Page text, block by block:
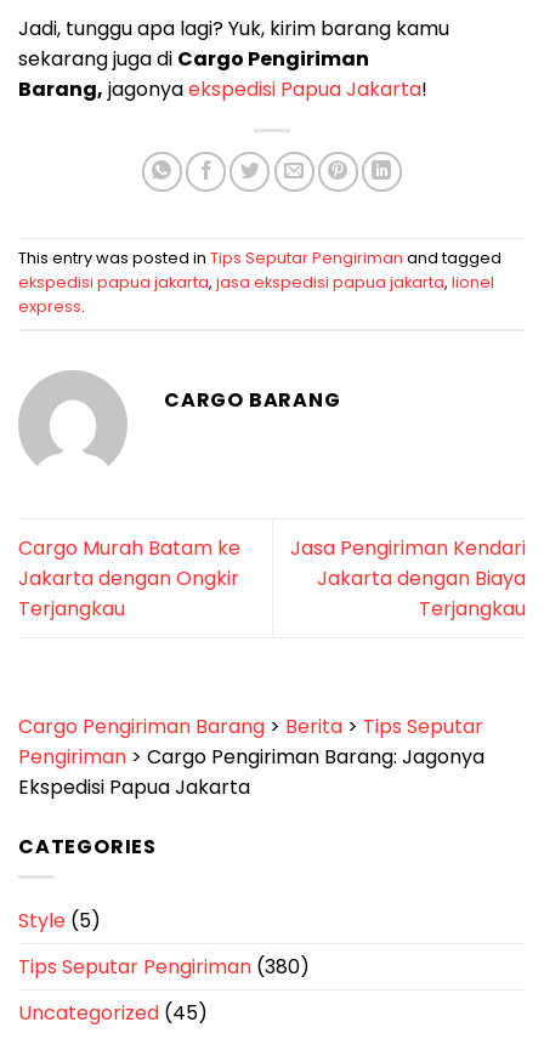
Jadi, tunggu apa lagi? Yuk, kirim barang kamu
sekarang juga di Cargo Pengiriman
Barang, jagonyaekspedisi Papua Jakarta!
This entry was posted in Tips Seputar Pengiriman and tagged
ekspedisi papua jakarta, jasa ekspedisi papua jakarta, lionel
express.
CARGO BARANG
Cargo Murah Batam ke
Jakarta dengan Ongkir
Terjangkau
Jasa Pengiriman Kendari
Jakarta dengan Biaya
Terjangkau
Cargo Pengiriman Barang > Berita > Tips Seputar
Pengiriman > Cargo Pengiriman Barang: Jagonya
Ekspedisi Papua Jakarta
CATEGORIES
Style (5)
Tips Seputar Pengiriman (380)
Uncategorized (45)